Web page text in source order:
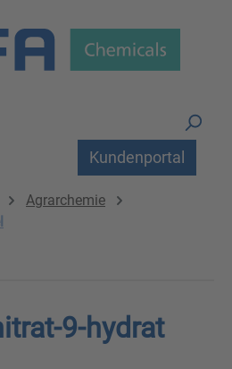
Kundenportal
Agrarchemie
9-hydrat